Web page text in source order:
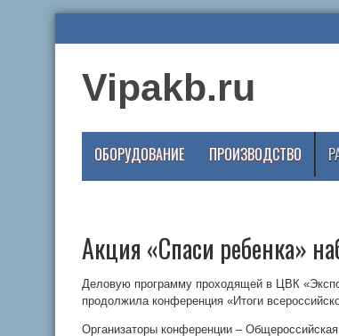
Vipakb.ru
ОБОРУДОВАНИЕ ПРОИЗВОДСТВО
Акция «Спаси ребенка»
Деловую программу проходящей в ЦВК
продолжила конференция «Итоги
Организаторы конференции –